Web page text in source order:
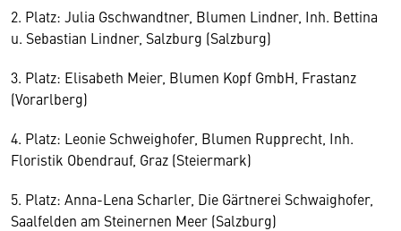
2. Platz: Julia Gschwandtner, Blumen Lindner, Inh. Bettina
u. Sebastian Lindner, Salzburg (Salzburg)
3. Platz: Elisabeth Meier, Blumen Kopf GmbH, Frastanz
(Vorarlberg)
4. Platz: Leonie Schweighofer, Blumen Rupprecht, Inh.
Floristik Obendrauf, Graz (Steiermark)
5. Platz: Anna-Lena Scharler, Die Gärtnerei Schwaighofer,
Saalfelden am Steinernen Meer (Salzburg)